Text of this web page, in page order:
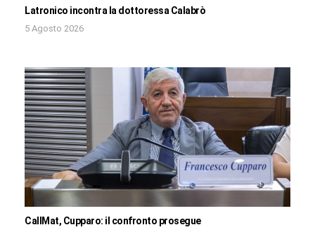
Latronico incontra la dottoressa Calabrò
5 Agosto 2026
CallMat, Cupparo: il confronto prosegue